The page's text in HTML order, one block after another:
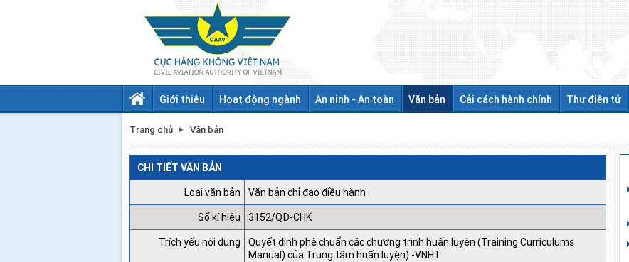
Giới thiệu Hoạt động ngành An ninh - An toàn Văn bản Cải cách hành chính Thư điện tử
Trang chủ Văn bản
CHI TIẾT VĂN BẢN
Loại văn bản
Văn bản chỉ đạo điều hành
Số kí hiệu
3152/QĐ-CHK
Trích yếu nội dung
Quyết định phê chuẩn các chương trình huấn luyện (Training Curriculums
Manual) của Trung tâm huấn luyện) -VNHT